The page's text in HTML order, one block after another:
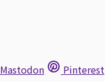
Mastodon Pinterest